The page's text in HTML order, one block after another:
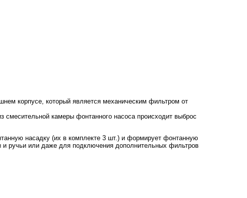
корпусе, который является механическим фильтром от
смесительной камеры фонтанного насоса происходит выброс
насадку (их в комплекте 3 шт.) и формирует фонтанную
ручьи или даже для подключения дополнительных фильтров